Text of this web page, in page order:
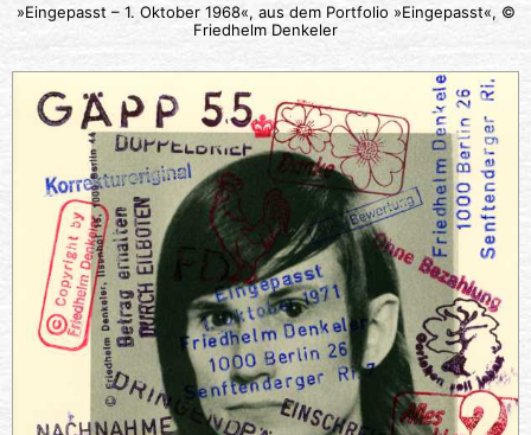
»Eingepasst – 1. Oktober 1968«, aus dem Portfolio »Eingepasst«, ©
Friedhelm Denkeler